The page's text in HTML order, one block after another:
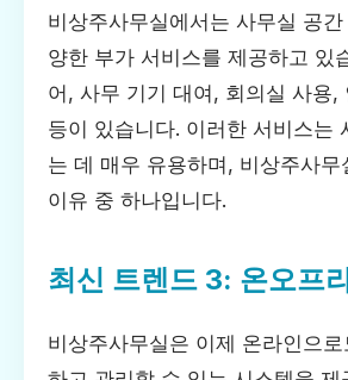
비상주사무실에서는 사무실 공
양한 부가 서비스를 제공하고 있
어, 사무 기기 대여, 회의실 사용,
등이 있습니다. 이러한 서비스는
는 데 매우 유용하며, 비상주사무
이유 중 하나입니다.
최신 트렌드 3: 온오프
비상주사무실은 이제 온라인으